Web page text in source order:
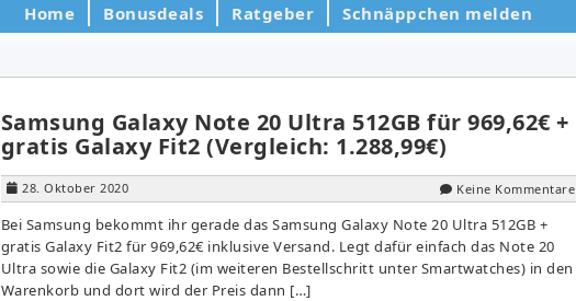
Home Bonusdeals Ratgeber Schnäppchen melden
Samsung Galaxy Note 20 Ultra 512GB für 969,62€ +
gratis Galaxy Fit2 (Vergleich: 1.288,99€)
28. Oktober 2020 Keine Kommentare
Bei Samsung bekommt ihr gerade das Samsung Galaxy Note 20 Ultra 512GB +
gratis Galaxy Fit2 für 969,62€ inklusive Versand. Legt dafür einfach das Note 20
Ultra sowie die Galaxy Fit2 (im weiteren Bestellschritt unter Smartwatches) in den
Warenkorb und dort wird der Preis dann […]